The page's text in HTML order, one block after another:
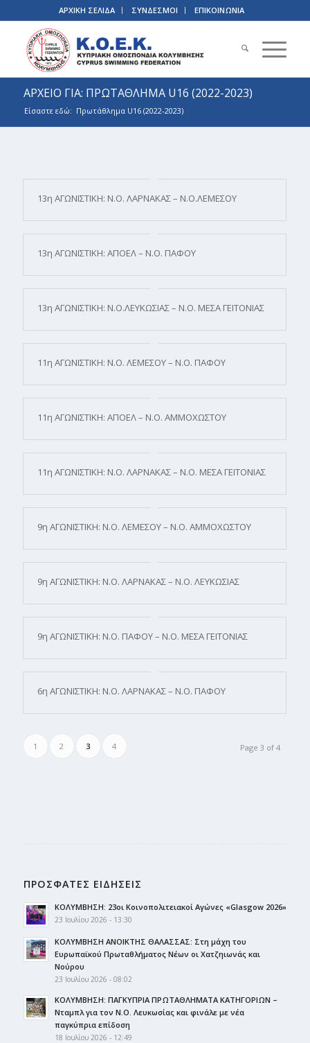
ΑΡΧΙΚΗ ΣΕΛΙΔΑ ΣΥΝΔΕΣΜΟΙ ΕΠΙΚΟΙΝΩΝΙΑ
ΑΡΧΕΙΟ ΓΙΑ: ΠΡΩΤΑΘΛΗΜΑ U16 (2022-2023)
Είσαστε εδώ: Πρωτάθλημα U16 (2022-2023)
13η ΑΓΩΝΙΣΤΙΚΗ: Ν.Ο. ΛΑΡΝΑΚΑΣ – Ν.Ο.ΛΕΜΕΣΟΥ
13η ΑΓΩΝΙΣΤΙΚΗ: ΑΠΟΕΛ – Ν.Ο. ΠΑΦΟΥ
13η ΑΓΩΝΙΣΤΙΚΗ: Ν.Ο.ΛΕΥΚΩΣΙΑΣ – Ν.Ο. ΜΕΣΑ ΓΕΙΤΟΝΙΑΣ
11η ΑΓΩΝΙΣΤΙΚΗ: Ν.Ο. ΛΕΜΕΣΟΥ – Ν.Ο. ΠΑΦΟΥ
11η ΑΓΩΝΙΣΤΙΚΗ: ΑΠΟΕΛ – Ν.Ο. ΑΜΜΟΧΩΣΤΟΥ
11η ΑΓΩΝΙΣΤΙΚΗ: Ν.Ο. ΛΑΡΝΑΚΑΣ – Ν.Ο. ΜΕΣΑ ΓΕΙΤΟΝΙΑΣ
9η ΑΓΩΝΙΣΤΙΚΗ: Ν.Ο. ΛΕΜΕΣΟΥ – Ν.Ο. ΑΜΜΟΧΩΣΤΟΥ
9η ΑΓΩΝΙΣΤΙΚΗ: Ν.Ο. ΛΑΡΝΑΚΑΣ – Ν.Ο. ΛΕΥΚΩΣΙΑΣ
9η ΑΓΩΝΙΣΤΙΚΗ: Ν.Ο. ΠΑΦΟΥ – Ν.Ο. ΜΕΣΑ ΓΕΙΤΟΝΙΑΣ
6η ΑΓΩΝΙΣΤΙΚΗ: Ν.Ο. ΛΑΡΝΑΚΑΣ – Ν.Ο. ΠΑΦΟΥ
Page 3 of 4
1 2 3 4
ΠΡΟΣΦΑΤΕΣ ΕΙΔΗΣΕΙΣ
ΚΟΛΥΜΒΗΣΗ: 23οι Κοινοπολιτειακοί Αγώνες «Glasgow 2026»
23 Ιουλίου 2026 - 13:30
ΚΟΛΥΜΒΗΣΗ ΑΝΟΙΚΤΗΣ ΘΑΛΑΣΣΑΣ: Στη μάχη του
Ευρωπαϊκού Πρωταθλήματος Νέων οι Χατζηιωνάς και
Νούρου
23 Ιουλίου 2026 - 08:02
ΚΟΛΥΜΒΗΣΗ: ΠΑΓΚΥΠΡΙΑ ΠΡΩΤΑΘΛΗΜΑΤΑ ΚΑΤΗΓΟΡΙΩΝ –
Νταμπλ για τον Ν.Ο. Λευκωσίας και φινάλε με νέα
παγκύπρια επίδοση
18 Ιουλίου 2026 - 12:49